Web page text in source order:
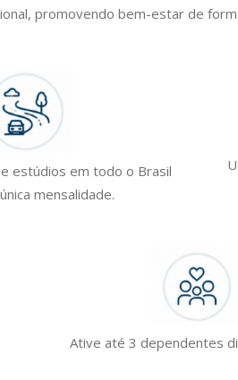
promovendo bem-estar de
estúdios em todo o Brasil
mensalidade.
Ative até 3 dependentes